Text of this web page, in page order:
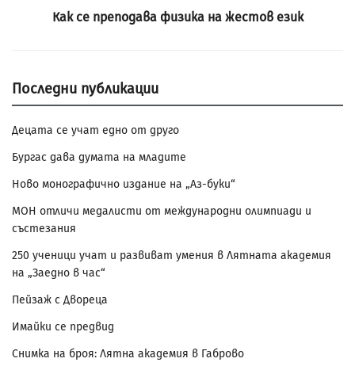
Как се преподава физика на жестов език
Последни публикации
Децата се учат едно от друго
Бургас дава думата на младите
Ново монографично издание на „Аз-буки“
МОН отличи медалисти от международни олимпиади и
състезания
250 ученици учат и развиват умения в Лятната академия
на „Заедно в час“
Пейзаж с Двореца
Имайки се предвид
Снимка на броя: Лятна академия в Габрово